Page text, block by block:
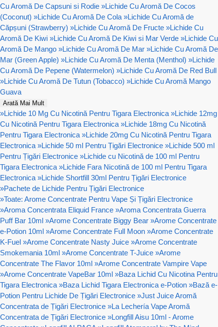
Cu Aromă De Capsuni si Rodie »Lichide Cu Aromă De Cocos
(Coconut) »Lichide Cu Aromă De Cola »Lichide Cu Aromă de
Căpșuni (Strawberry) »Lichide Cu Aromă De Fructe »Lichide Cu
Aromă De Kiwi »Lichide Cu Aromă De Kiwi si Mar Verde »Lichide Cu
Aromă De Mango »Lichide Cu Aromă De Mar »Lichide Cu Aromă De
Mar (Green Apple) »Lichide Cu Aromă De Menta (Menthol) »Lichide
Cu Aromă De Pepene (Watermelon) »Lichide Cu Aromă De Red Bull
»Lichide Cu Aromă De Tutun (Tobacco) »Lichide Cu Aromă Mango
Guava
Arată Mai Mult
»Lichide 10 Mg Cu Nicotină Pentru Tigara Electronica »Lichide 12mg
Cu Nicotină Pentru Tigara Electronica »Lichide 18mg Cu Nicotină
Pentru Tigara Electronica »Lichide 20mg Cu Nicotină Pentru Tigara
Electronica »Lichide 50 ml Pentru Țigări Electronice »Lichide 500 ml
Pentru Țigări Electronice »Lichide cu Nicotină de 100 ml Pentru
Tigara Electronica »Lichide Fara Nicotină de 100 ml Pentru Tigara
Electronica »Lichide Shortfill 30ml Pentru Țigări Electronice
»Pachete de Lichide Pentru Țigări Electronice
»Toate: Arome Concentrate Pentru Vape Și Țigări Electronice
»Aroma Concentrata Eliquid France »Aroma Concentrata Guerra
Puff Bar 10ml »Arome Concentrate Biggy Bear »Arome Concentrate
e-Potion 10ml »Arome Concentrate Full Moon »Arome Concentrate
K-Fuel »Arome Concentrate Nasty Juice »Arome Concentrate
Smokemania 10ml »Arome Concentrate T-Juice »Arome
Concentrate The Flavor 10ml »Arome Concentrate Vampire Vape
»Arome Concentrate VapeBar 10ml »Baza Lichid Cu Nicotina Pentru
Tigara Electronica »Baza Lichid Tigara Electronica e-Potion »Bază e-
Potion Pentru Lichide De Țigări Electronice »Just Juice Aromă
Concentrata de Țigări Electronice »La Lechería Vape Aromă
Concentrata de Țigări Electronice »Longfill Aisu 10ml - Arome